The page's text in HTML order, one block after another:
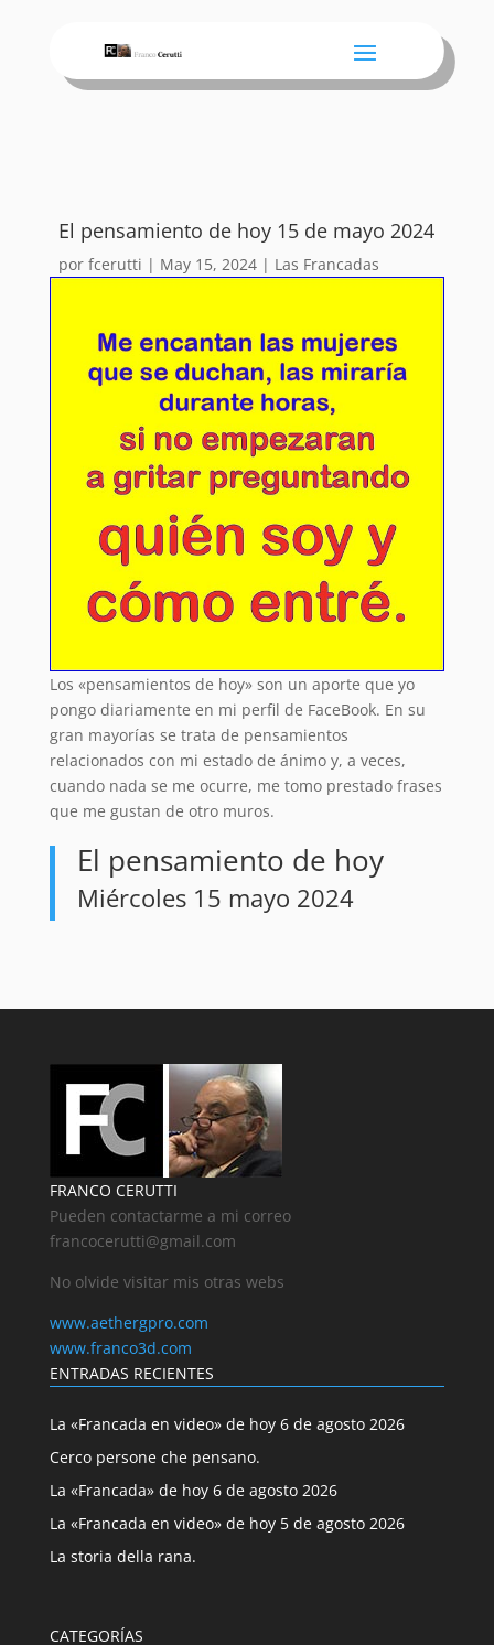
El pensamiento de hoy 15 de mayo 2024
porfcerutti | May 15, 2024 | Las Francadas
Los «pensamientos de hoy» son un aporte que yo
pongo diariamente en mi perfil de FaceBook. En su
gran mayorías se trata de pensamientos
relacionados con mi estado de ánimo y, a veces,
cuando nada se me ocurre, me tomo prestado frases
que me gustan de otro muros.
El pensamiento de hoy
Miércoles 15 mayo 2024
FRANCO CERUTTI
Pueden contactarme a mi correo
francocerutti@gmail.com
No olvide visitar mis otras webs
www.aethergpro.com
www.franco3d.com
ENTRADAS RECIENTES
La «Francada en video» de hoy 6 de agosto 2026
Cerco persone che pensano.
La «Francada» de hoy 6 de agosto 2026
La «Francada en video» de hoy 5 de agosto 2026
La storia della rana.
CATEGORÍAS